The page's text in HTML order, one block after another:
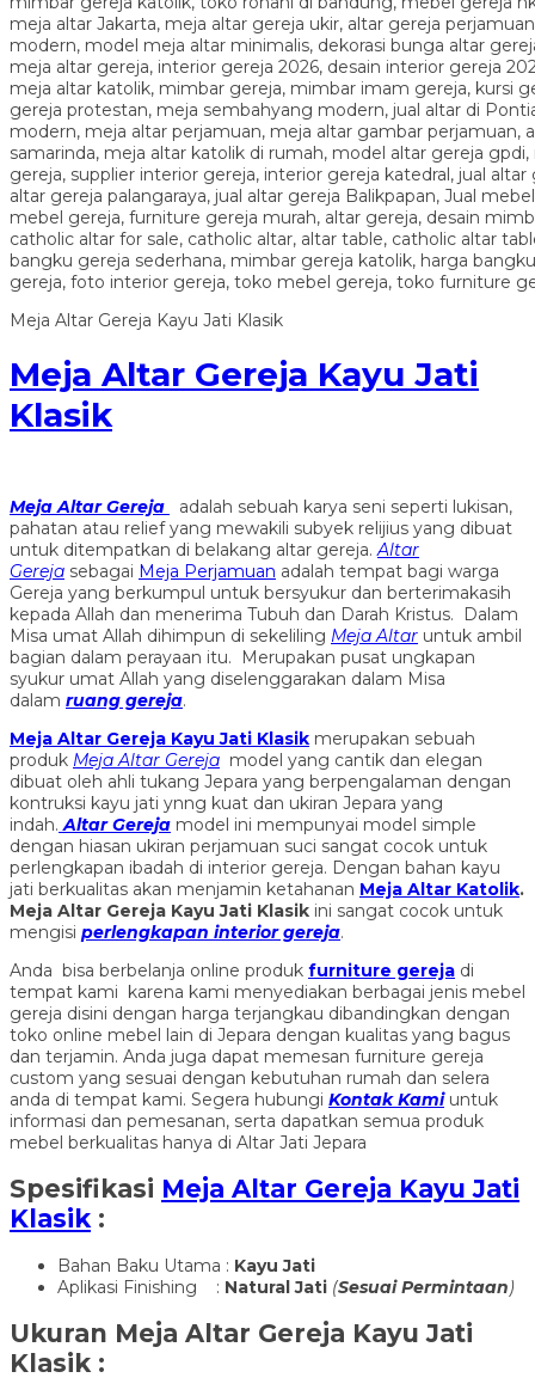
Meja Altar Gereja Kayu Jati Klasik
Meja Altar Gereja Kayu Jati
Klasik
Meja Altar Gereja
adalah sebuah karya seni seperti lukisan,
pahatan atau relief yang mewakili subyek relijius yang dibuat
untuk ditempatkan di belakang altar gereja.Altar
Gereja sebagai Meja Perjamuan adalah tempat bagi warga
Gereja yang berkumpul untuk bersyukur dan berterimakasih
kepada Allah dan menerima Tubuh dan Darah Kristus. Dalam
Misa umat Allah dihimpun di sekeliling Meja Altar untuk ambil
bagian dalam perayaan itu. Merupakan pusat ungkapan
syukur umat Allah yang diselenggarakan dalam Misa
dalam ruang gereja.
Meja Altar Gereja Kayu Jati Klasik merupakan sebuah
produk Meja Altar Gereja model yang cantik dan elegan
dibuat oleh ahli tukang Jepara yang berpengalaman dengan
kontruksi kayu jati ynng kuat dan ukiran Jepara yang
indah. Altar Gereja model ini mempunyai model simple
dengan hiasan ukiran perjamuan suci sangat cocok untuk
perlengkapan ibadah di interior gereja. Dengan bahan kayu
jati berkualitas akan menjamin ketahanan Meja Altar Katolik.
Meja Altar Gereja Kayu Jati Klasik ini sangat cocok untuk
mengisi perlengkapan interior gereja.
Anda bisa berbelanja online produk furniture gereja di
tempat kami karena kami menyediakan berbagai jenis mebel
gereja disini dengan harga terjangkau dibandingkan dengan
toko online mebel lain di Jepara dengan kualitas yang bagus
dan terjamin. Anda juga dapat memesan furniture gereja
custom yang sesuai dengan kebutuhan rumah dan selera
anda di tempat kami. Segera hubungi Kontak Kamiuntuk
informasi dan pemesanan, serta dapatkan semua produk
mebel berkualitas hanya di Altar Jati Jepara
Spesifikasi Meja Altar Gereja Kayu Jati
Klasik:
Bahan Baku Utama : Kayu Jati
Aplikasi Finishing : Natural Jati (Sesuai Permintaan)
Ukuran Meja Altar Gereja Kayu Jati
Klasik :